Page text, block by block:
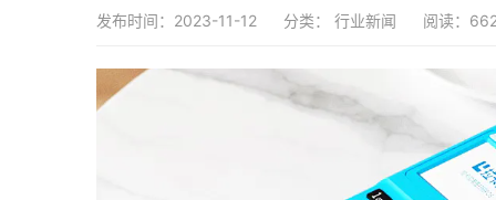
发布时间：2023-11-12 分类： 行业新闻 阅读：